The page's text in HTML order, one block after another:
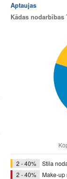
Aptaujas
Kādas nodarbības
2 - 40%
Stila
2 - 40%
Make-up